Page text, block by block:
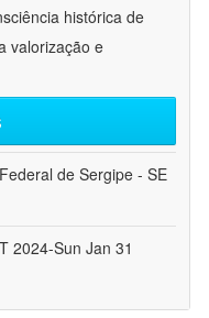
histórica de
valorização e
de Sergipe - SE
2024-Sun Jan 31